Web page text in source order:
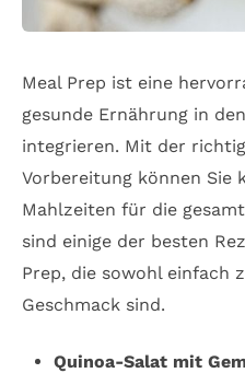
Meal Prep ist eine
gesunde Ernährung in
integrieren. Mit der
Vorbereitung können Sie
Mahlzeiten für die
sind einige der besten
Prep, die sowohl einfach
Geschmack sind.
Quinoa-Salat mit